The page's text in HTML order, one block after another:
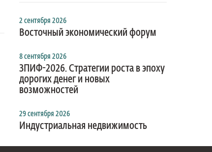
2 сентября 2026
Восточный экономический форум
8 сентября 2026
ЗПИФ-2026. Стратегии роста в эпоху
дорогих денег и новых
возможностей
29 сентября 2026
Индустриальная недвижимость